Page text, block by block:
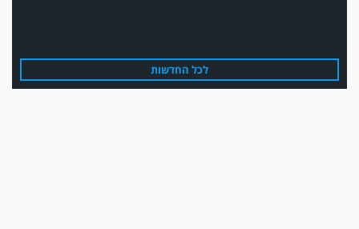
משחק אימון: הפועל אזור והפועל מרמורק סיימו בתוצאה 0-0 .
לכל החדשות